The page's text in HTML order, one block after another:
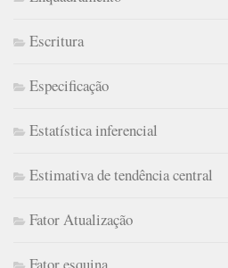
Escritura
Especificação
Estatística inferencial
Estimativa de tendência central
Fator Atualização
Fator esquina